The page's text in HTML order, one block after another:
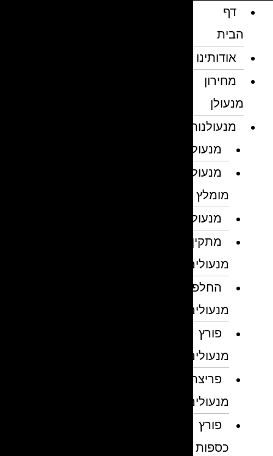
דף
הבית
אודותינו
מחירון
מנעולן
מנעולנות
מנעולן
מנעולן
מומלץ
מנעולנים
מתקין
מנעולים
החלפת
מנעולים
פורץ
מנעולים
פריצת
מנעולים
פורץ
כספות